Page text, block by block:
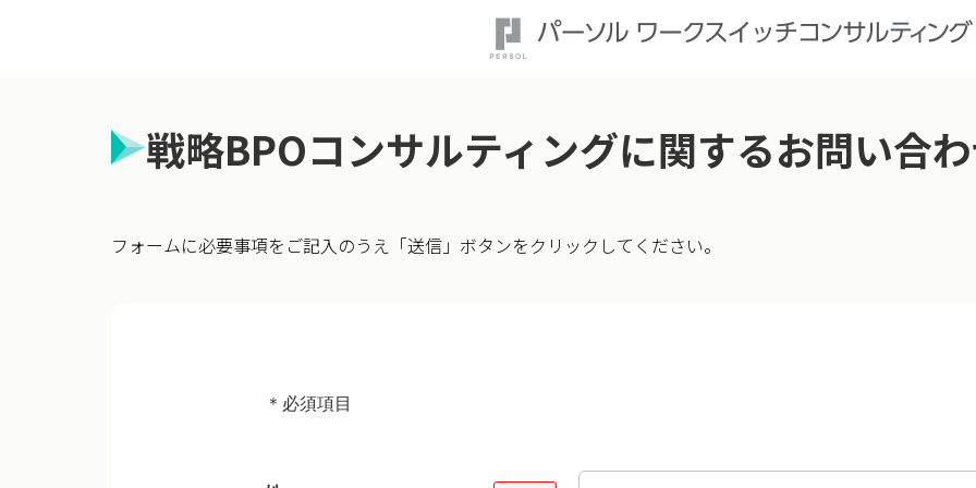
戦略BPOコンサルティングに関するお問い合
フォームに必要事項をご記入のうえ「送信」ボタンをクリックしてください。